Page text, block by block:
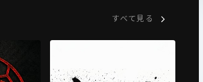
すべて見る